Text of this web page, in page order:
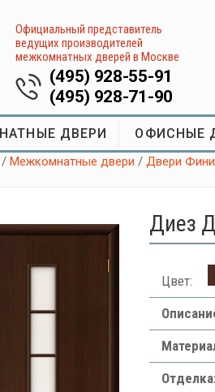
Официальный представитель
ведущих производителей
межкомнатных дверей в Москве
(495) 928-55-91
(495) 928-71-90
ДВЕРИ ОФИСНЫЕ
/Межкомнатные двери /Двери
Диез
Цвет: